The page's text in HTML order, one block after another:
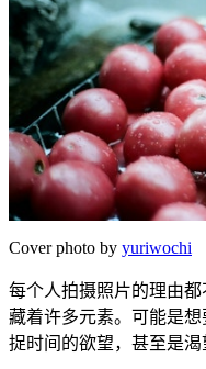
Cover photo by yuriwochi
每个人拍摄照片的理由
藏着许多元素。可能是
捉时间的欲望，甚至是渴